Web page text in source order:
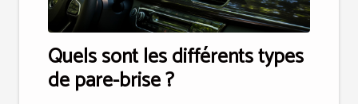
Quels sont les différents types
de pare-brise ?